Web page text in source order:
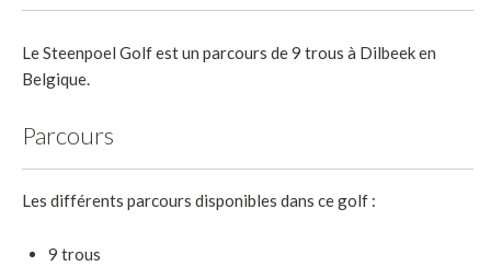
Le Steenpoel Golf est un parcours de 9 trous à Dilbeek en
Belgique.
Parcours
Les différents parcours disponibles dans ce golf :
9 trous